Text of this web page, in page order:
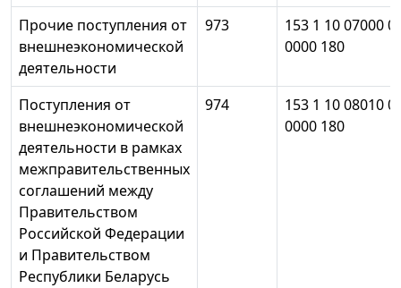
Прочие поступления от
внешнеэкономической
деятельности
973
153 1 10 07000
0000 180
Поступления от
внешнеэкономической
деятельности в рамках
межправительственных
соглашений между
Правительством
Российской Федерации
и Правительством
Республики Беларусь
974
153 1 10 08010
0000 180